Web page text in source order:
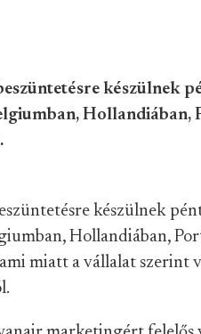
készülnek
Hollandiában,
készülnek
Hollandiában,
miatt a vállalat